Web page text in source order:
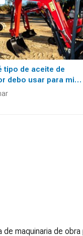
tipo de aceite de
debo usar para mi
Yanmar?
maquinaria de